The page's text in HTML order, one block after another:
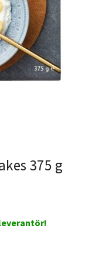
375 g